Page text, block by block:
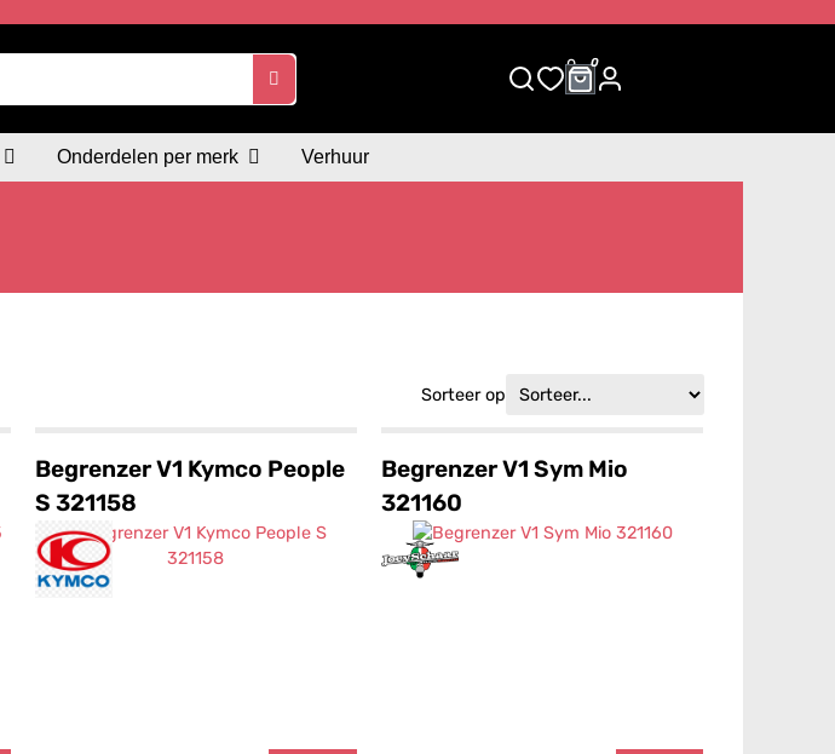
0 0
Onderdelen per merk Verhuur
Sorteer op
Begrenzer V1 Kymco People
S 321158
Begrenzer V1 Sym Mio
321160